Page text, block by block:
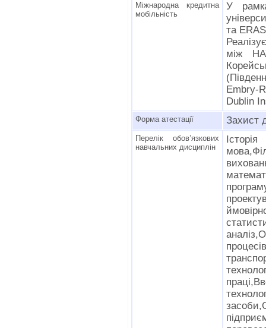
Міжнародна кредитна
мобільність
У
та
між
Dublin
Форма атестації Захист
Перелік обов’язкових
навчальних дисциплін